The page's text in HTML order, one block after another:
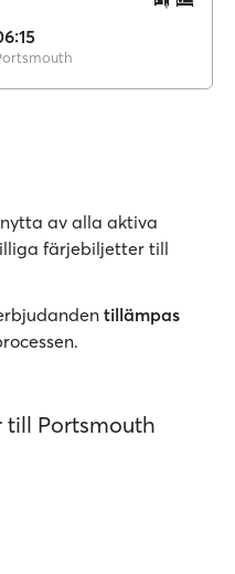
av alla aktiva
färjebiljetter till
tillämpas
till Portsmouth